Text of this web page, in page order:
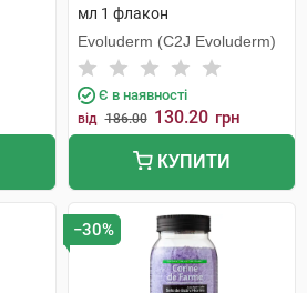
мл 1 флакон
Evoluderm (C2J Evoluderm)
Є в наявності
від 186.00 130.20 грн
КУПИТИ
−30%